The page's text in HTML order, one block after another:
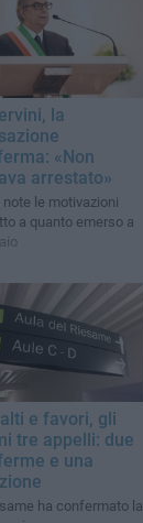
la
«Non
arrestato»
note le motivazioni
a quanto emerso a
e favori, gli
tre appelli: due
e una
ha confermato la